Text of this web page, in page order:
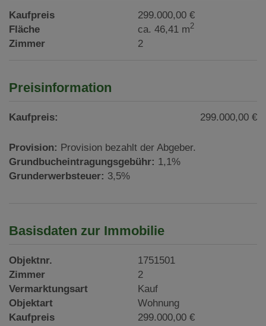
Kaufpreis
299.000,00 €
Fläche
ca. 46,41 m2
Zimmer 2
Preisinformation
Kaufpreis: 299.000,00 €
Provision: Provision bezahlt der Abgeber.
Grundbucheintragungsgebühr: 1,1%
Grunderwerbsteuer: 3,5%
Basisdaten zur Immobilie
Objektnr.
1751501
Zimmer
2
Vermarktungsart
Kauf
Objektart
Wohnung
Kaufpreis
299.000,00 €